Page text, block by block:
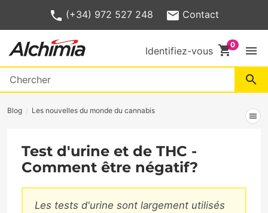
(+34) 972 527 248 Contact
Identifiez-vous shopping_cart menu
search
Blog Les nouvelles du monde du cannabis
menu
Test d'urine et de THC -
Comment être négatif?
Les tests d'urine sont largement utilisés